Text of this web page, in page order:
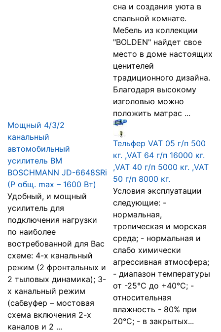
сна и создания уюта в
спальной комнате.
Мебель из коллекции
"BOLDEN" найдет свое
место в доме настоящих
ценителей
традиционного дизайна.
Благодаря высокому
изголовью можно
положить матрас ...
Мощный 4/3/2
канальный
автомобильный
усилитель BM
BOSCHMANN JD-6648SRi
(P общ. max – 1600 Вт)
Удобный, и мощный
усилитель для
подключения нагрузки
по наиболее
востребованной для Вас
схеме: 4-х канальный
режим (2 фронтальных и
2 тыловых динамика); 3-
х канальный режим
(сабвуфер – мостовая
схема включения 2-х
каналов и 2 ...
Тельфер VAT 05 г/п 500
кг. ,VAT 64 г/п 16000 кг.
,VAT 40 г/п 5000 кг. ,VAT
50 г/п 8000 кг.
Условия эксплуатации
следующие: -
нормальная,
тропическая и морская
среда; - нормальная и
слабо химически
агрессивная атмосфера;
- диапазон температуры
от -25°С до +40°С; -
относительная
влажность - 80% при
20°С; - в закрытых...